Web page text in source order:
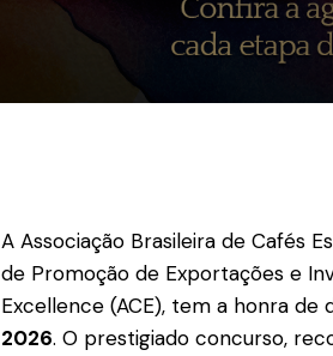
A Associação Brasileira de Cafés
de Promoção de Exportações e
Excellence (ACE), tem a honra de
2026. O prestigiado concurso,